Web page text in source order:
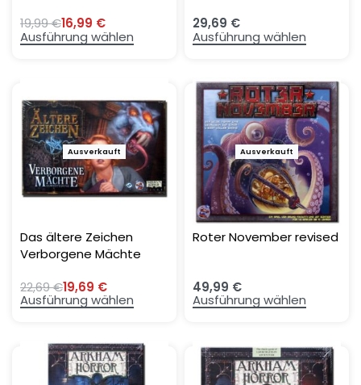
19,99€16,99 €
Ausführung wählen
29,69 €
Ausführung wählen
-13%
Ausverkauft
Das ältere Zeichen
Verborgene Mächte
22,69€19,69 €
Ausführung wählen
Ausverkauft
Roter November revised
49,99 €
Ausführung wählen